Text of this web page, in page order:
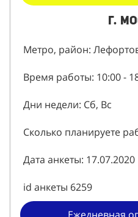
Кол-во
г.
Метро, район:
Время работы: 10:00 -
Дни недели: Сб, Вс
Сколько планируете
Дата анкеты: 17.07.2020
id анкеты 6259